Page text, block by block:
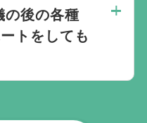
ます。
後の各種
トをしても